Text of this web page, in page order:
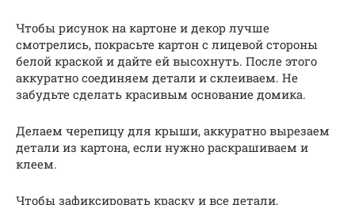
Чтобы рисунок на картоне и декор лучше
смотрелись, покрасьте картон с лицевой стороны
белой краской и дайте ей высохнуть. После этого
аккуратно соединяем детали и склеиваем. Не
забудьте сделать красивым основание домика.
Делаем черепицу для крыши, аккуратно вырезаем
детали из картона, если нужно раскрашиваем и
клеем.
Чтобы зафиксировать краску и все детали,